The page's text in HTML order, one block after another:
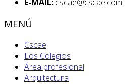
E-MAIL: cscae@cscae.com
MENÚ
Cscae
Los Colegios
Área profesional
Arquitectura